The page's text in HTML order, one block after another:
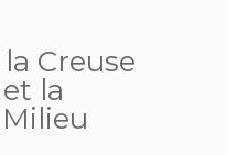
Creuse
la